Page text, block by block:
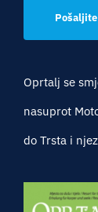
Oprtalj se
nasuprot
do Trsta i